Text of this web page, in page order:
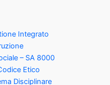
Integrato
– SA 8000
Etico
Disciplinare